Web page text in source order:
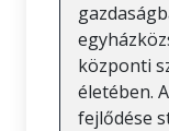
központi
életében. A
fejlődése